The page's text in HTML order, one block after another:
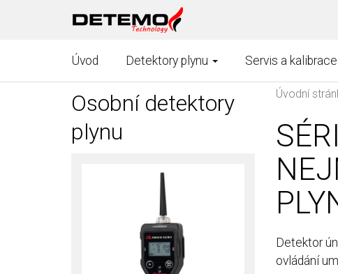
Úvod Detektory plynu Servis a kalibrace
Úvodní
Detektor
ovládání
Osobní detektory
plynu